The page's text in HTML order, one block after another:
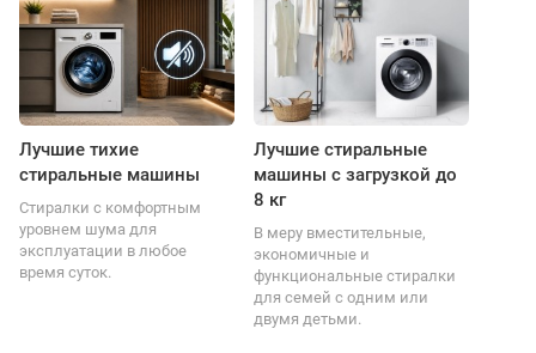
Лучшие тихие
стиральные машины
Стиралки с комфортным
уровнем шума для
эксплуатации в любое
время суток.
Лучшие стиральные
машины с загрузкой до
8 кг
В меру вместительные,
экономичные и
функциональные стиралки
для семей с одним или
двумя детьми.